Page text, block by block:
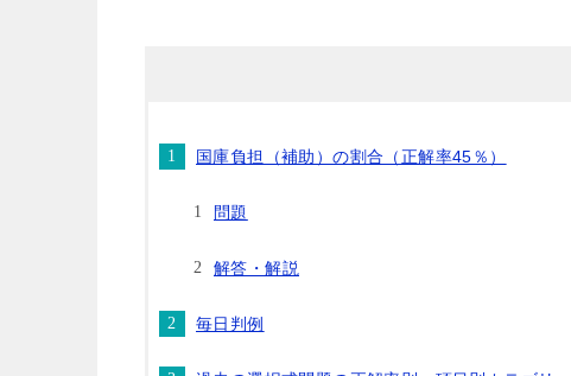
国庫負担（補助）の割合（正解率45％）
問題
解答・解説
毎日判例